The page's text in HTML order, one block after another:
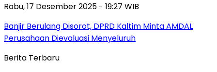
Rabu, 17 Desember 2025 - 19:27 WIB
Banjir Berulang Disorot, DPRD Kaltim Minta AMDAL
Perusahaan Dievaluasi Menyeluruh
Berita Terbaru